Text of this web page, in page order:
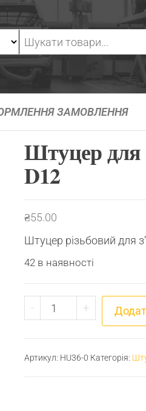
ЗАМОВЛЕННЯ
Штуцер для
D12
₴55.00
Штуцер різьбовий для
42 в наявності
- Штуцер для шлангу
+
Артикул: HU36-0 Категорія: